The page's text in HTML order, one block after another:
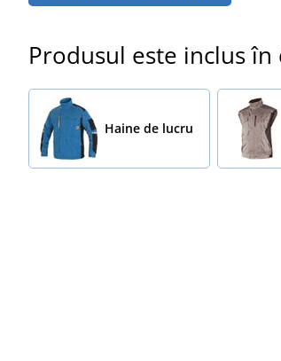
Produsul este inclus în
Haine de lucru